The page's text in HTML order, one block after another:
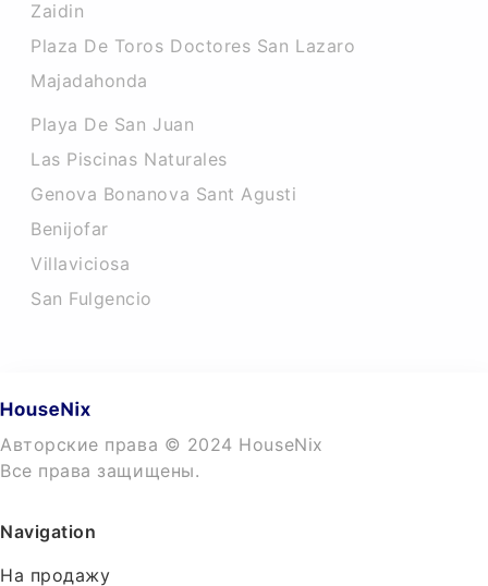
Zaidin
Plaza De Toros Doctores San Lazaro
Majadahonda
Playa De San Juan
Las Piscinas Naturales
Genova Bonanova Sant Agusti
Benijofar
Villaviciosa
San Fulgencio
Авторские права © 2024 HouseNix
Все права защищены.
Navigation
На продажу